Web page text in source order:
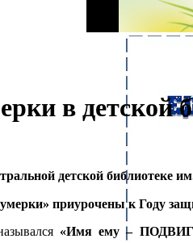
в детской
детской библиотеке
приурочены к Году
«Имя ему –